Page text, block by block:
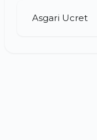
Asgari Ucret